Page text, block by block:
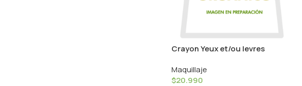
Crayon Yeux et/ou levres
Caramel
Maquillaje
$20.990